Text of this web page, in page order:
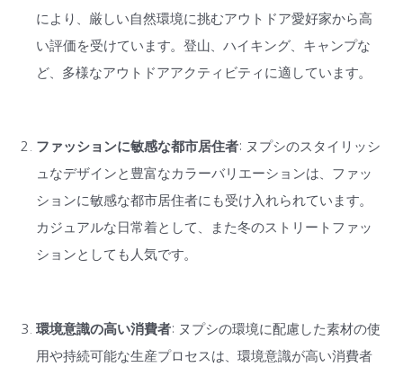
により、厳しい自然環境に挑むアウトドア愛好家から高
い評価を受けています。登山、ハイキング、キャンプな
ど、多様なアウトドアアクティビティに適しています。
ファッションに敏感な都市居住者: ヌプシのスタイリッシ
ュなデザインと豊富なカラーバリエーションは、ファッ
ションに敏感な都市居住者にも受け入れられています。
カジュアルな日常着として、また冬のストリートファッ
ションとしても人気です。
環境意識の高い消費者: ヌプシの環境に配慮した素材の使
用や持続可能な生産プロセスは、環境意識が高い消費者